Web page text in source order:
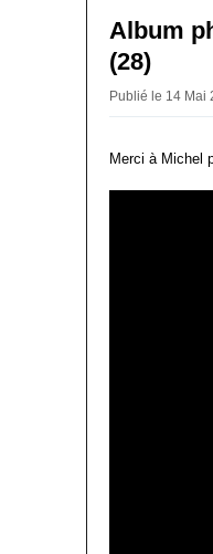
Album
(28)
Publié le 14 Mai
Merci à Michel